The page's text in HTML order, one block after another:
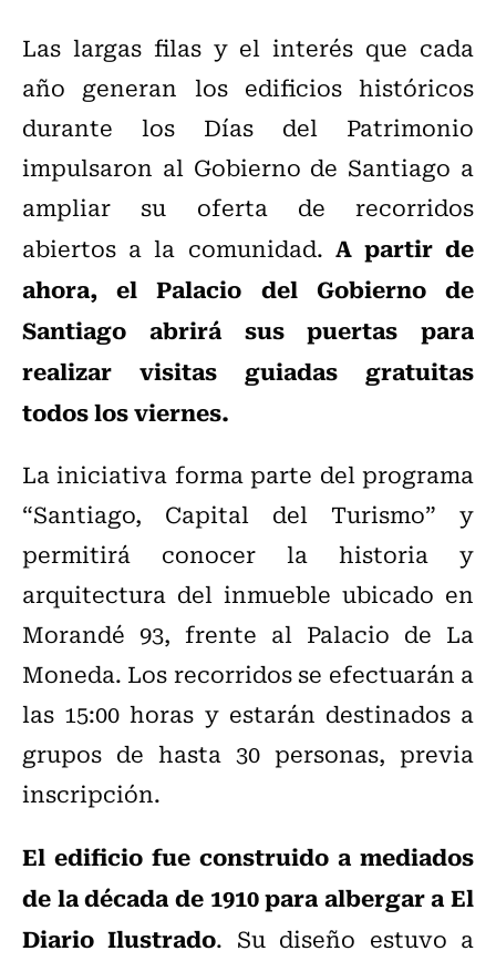
Las largas filas y el interés que cada
año generan los edificios históricos
durante los Días del Patrimonio
impulsaron al Gobierno de Santiago a
ampliar su oferta de recorridos
abiertos a la comunidad. A partir de
ahora, el Palacio del Gobierno de
Santiago abrirá sus puertas para
realizar visitas guiadas gratuitas
todos los viernes.
La iniciativa forma parte del programa
“Santiago, Capital del Turismo” y
permitirá conocer la historia y
arquitectura del inmueble ubicado en
Morandé 93, frente al Palacio de La
Moneda. Los recorridos se efectuarán a
las 15:00 horas y estarán destinados a
grupos de hasta 30 personas, previa
inscripción.
El edificio fue construido a mediados
de la década de 1910 para albergar a El
Diario Ilustrado. Su diseño estuvo a